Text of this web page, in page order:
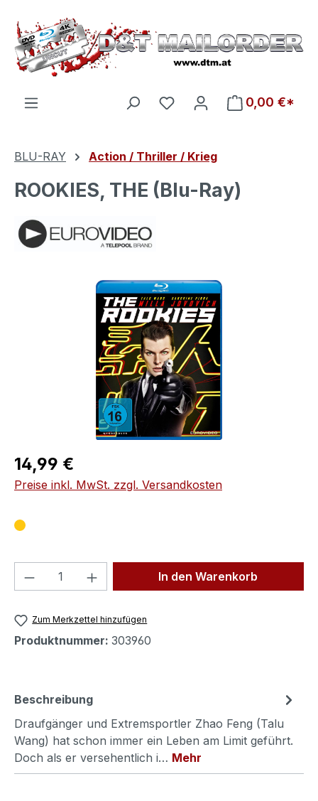
Zum Hauptinhalt springen
Du hast 0 Produkte auf
0,00 €*
BLU-RAY Action / Thriller / Krieg
ROOKIES, THE (Blu-Ray)
Bildergalerie überspringen
Regulärer Preis:
14,99 €
Preise inkl. MwSt. zzgl. Versandkosten
Produkt Anzahl: Gib denIn den Warenkorb
Zum Merkzettel hinzufügen
Produktnummer: 303960
Beschreibung
Draufgänger und Extremsportler Zhao Feng (Talu
Wang) hat schon immer ein Leben am Limit geführt.
Doch als er versehentlich i… Mehr